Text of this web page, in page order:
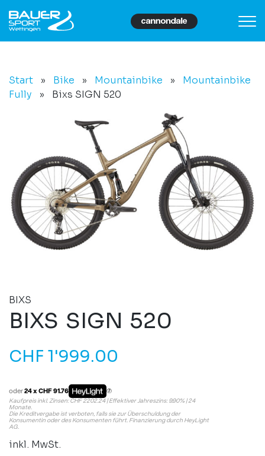
Start » Bike » Mountainbike »
Mountainbike
Fully
» Bixs SIGN 520
BIXS
BIXS SIGN 520
CHF 1'999.00
oder24 x CHF 91.76
Kaufpreis inkl. Zinsen: CHF 2202.24 | Effektiver Jahreszins: 9.90% | 24
Monate.
Die Kreditvergabe ist verboten, falls sie zur Überschuldung der
Konsumentin oder des Konsumenten führt. Finanzierung durch HeyLight
AG.
inkl. MwSt.